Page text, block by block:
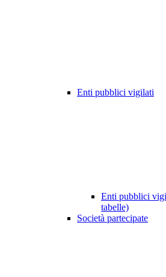
Enti pubblici vigilati
Enti pubblici
tabelle)
Società partecipate